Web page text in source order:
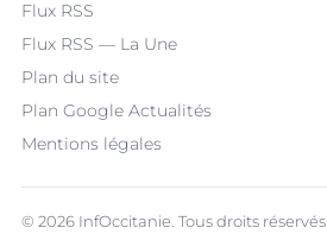
Flux RSS
Flux RSS — La Une
Plan du site
Plan Google Actualités
Mentions légales
© 2026 InfOccitanie. Tous droits réservés.